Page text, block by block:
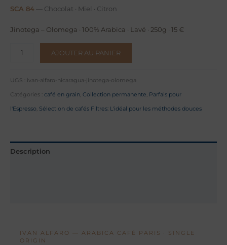
SCA 84 — Chocolat · Miel · Citron
Jinotega – Olomega · 100% Arabica · Lavé · 250g · 15 €
quantité
Nicaragua
—
Jinotega
AJOUTER AU PANIER
UGS : ivan-alfaro-nicaragua-jinotega-olomega
Catégories : café en grain Collection permanente Parfais pour
l'Espresso Sélection de cafés Filtres: L'idéal pour les méthodes douces
Description
IVAN ALFARO — ARABICA CAFÉ PARIS · SINGLE
ORIGIN